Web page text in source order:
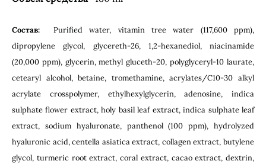
Состав:
Purified water, vitamin tree water (117,600 ppm),
dipropylene glycol, glycereth-26, 1,2-hexanediol, niacinamide
(20,000 ppm), glycerin, methyl gluceth-20, polyglyceryl-10 laurate,
cetearyl alcohol, betaine, tromethamine, acrylates/C10-30 alkyl
acrylate crosspolymer, ethylhexylglycerin, adenosine, indica
sulphate flower extract, holy basil leaf extract, indica sulphate leaf
extract, sodium hyaluronate, panthenol (100 ppm), hydrolyzed
hyaluronic acid, centella asiatica extract, collagen extract, butylene
glycol, turmeric root extract, coral extract, cacao extract, dextrin,